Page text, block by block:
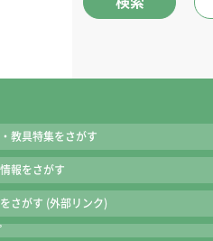
教具特集をさがす
報をさがす
さがす (外部リンク)